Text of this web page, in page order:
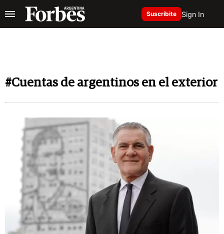
Suscribite Sign In
#Cuentas de argentinos en el exterior